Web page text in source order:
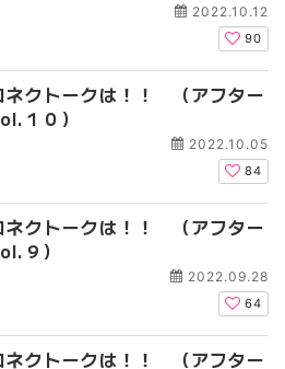
2022.10.12
90
ネクトークは！！ （アフター
１０）
2022.10.05
84
ネクトークは！！ （アフター
９）
2022.09.28
64
ネクトークは！！ （アフター